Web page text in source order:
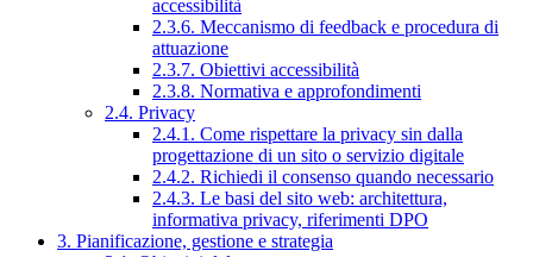
accessibilità
2.3.6. Meccanismo di feedback e procedura di
attuazione
2.3.7. Obiettivi accessibilità
2.3.8. Normativa e approfondimenti
2.4. Privacy
2.4.1. Come rispettare la privacy sin dalla
progettazione di un sito o servizio digitale
2.4.2. Richiedi il consenso quando necessario
2.4.3. Le basi del sito web: architettura,
informativa privacy, riferimenti DPO
3. Pianificazione, gestione e strategia